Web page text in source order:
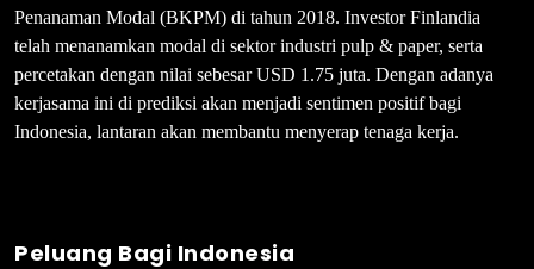
Penanaman Modal (BKPM) di tahun 2018. Investor Finlandia
telah menanamkan modal di sektor industri pulp & paper, serta
percetakan dengan nilai sebesar USD 1.75 juta. Dengan adanya
kerjasama ini di prediksi akan menjadi sentimen positif bagi
Indonesia, lantaran akan membantu menyerap tenaga kerja.
Peluang Bagi Indonesia